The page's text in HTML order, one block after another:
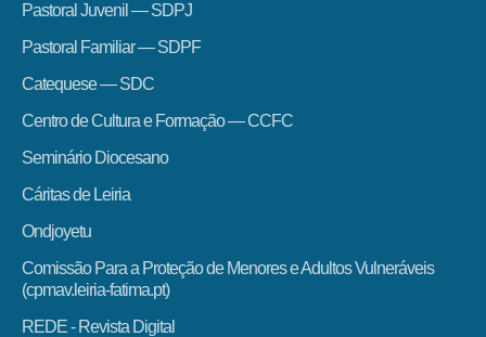
Pastoral Juvenil — SDPJ
Pastoral Familiar — SDPF
Catequese — SDC
Centro de Cultura e Formação — CCFC
Seminário Diocesano
Cáritas de Leiria
Ondjoyetu
Comissão Para a Proteção de Menores e Adultos Vulneráveis
(cpmav.leiria-fatima.pt)
REDE - Revista Digital